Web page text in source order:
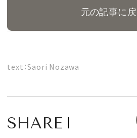
元の記事に
text：Saori Nozawa
SHARE